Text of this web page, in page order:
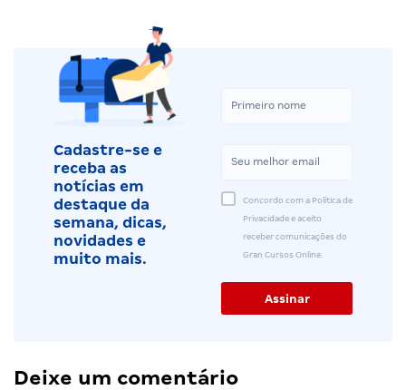
Cadastre-se e
receba as
notícias em
destaque da
semana, dicas,
novidades e
muito mais.
Concordo com a Política de
Privacidade e aceito
receber comunicações do
Gran Cursos Online.
Deixe um comentário